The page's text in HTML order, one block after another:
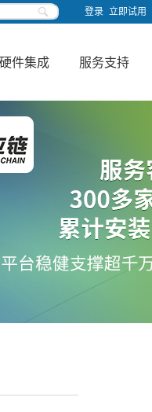
立即试用
登录
硬件集成 服务支持